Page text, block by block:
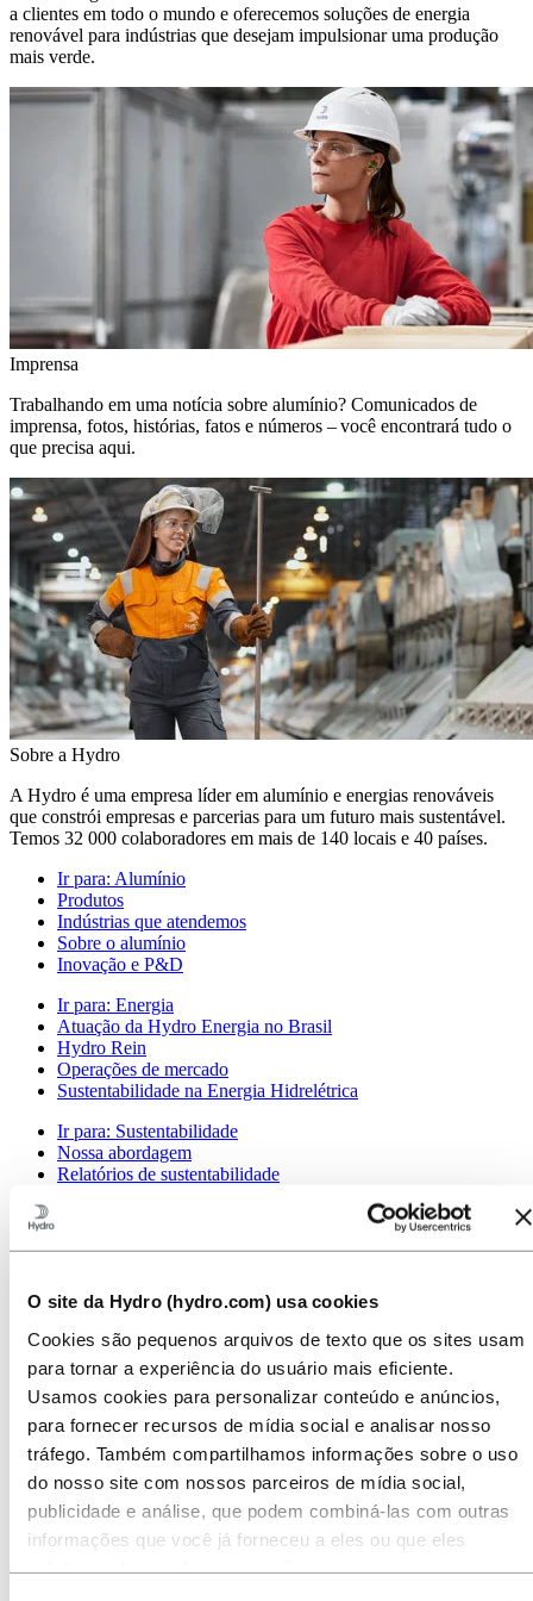
O site da Hydro (hydro.com) usa cookies
Cookies são pequenos arquivos de texto que os sites usam
para tornar a experiência do usuário mais eficiente.
Usamos cookies para personalizar conteúdo e anúncios,
para fornecer recursos de mídia social e analisar nosso
tráfego. Também compartilhamos informações sobre o uso
do nosso site com nossos parceiros de mídia social,
publicidade e análise, que podem combiná-las com outras
informações que você já forneceu a eles ou que eles
a clientes em todo o mundo e oferecemos soluções de energia
renovável para indústrias que desejam impulsionar uma produção
mais verde.
Imprensa
Trabalhando em uma notícia sobre alumínio? Comunicados de
imprensa, fotos, histórias, fatos e números – você encontrará tudo o
que precisa aqui.
Sobre a Hydro
A Hydro é uma empresa líder em alumínio e energias renováveis
que constrói empresas e parcerias para um futuro mais sustentável.
Temos 32 000 colaboradores em mais de 140 locais e 40 países.
Ir para: Alumínio
Produtos
Indústrias que atendemos
Sobre o alumínio
Inovação e P&D
Ir para: Energia
Atuação da Hydro Energia no Brasil
Hydro Rein
Operações de mercado
Sustentabilidade na Energia Hidrelétrica
Ir para: Sustentabilidade
Nossa abordagem
Relatórios de sustentabilidade
Oportunidades de emprego
A vida na Hydro
Áreas de carreira
Conheça nossa equipe
Jornada de recrutamento
Contato e perguntas frequentes
Ir para:
Contatos de investidores
Ir para:
Contatos de meios de comunicação
Notícias